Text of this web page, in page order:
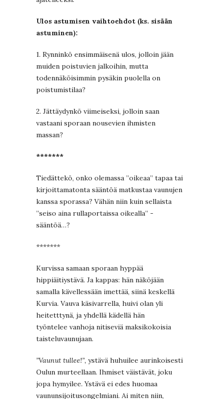
Ulos astumisen vaihtoehdot (ks. sisään
astuminen):
1. Rynninkö ensimmäisenä ulos, jolloin jään
muiden poistuvien jalkoihin, mutta
todennäköisimmin pysäkin puolella on
poistumistilaa?
2. Jättäydynkö viimeiseksi, jolloin saan
vastaani sporaan nousevien ihmisten
massan?
*******
Tiedättekö, onko olemassa ”oikeaa” tapaa tai
kirjoittamatonta sääntöä matkustaa vaunujen
kanssa sporassa? Vähän niin kuin sellaista
”seiso aina rullaportaissa oikealla” -
sääntöä…?
*******
Kurvissa samaan sporaan hyppää
hippiäitiystävä. Ja kappas: hän näköjään
samalla kävellessään imettää, siinä keskellä
Kurvia. Vauva käsivarrella, huivi olan yli
heitetttynä, ja yhdellä kädellä hän
työntelee vanhoja nitiseviä maksikokoisia
taisteluvaunujaan.
”Vaunut tullee!”, ystävä huhuilee aurinkoisesti
Oulun murteellaan. Ihmiset väistävät, joku
jopa hymyilee. Ystävä ei edes huomaa
vaununsijoitusongelmiani. Ai miten niin,